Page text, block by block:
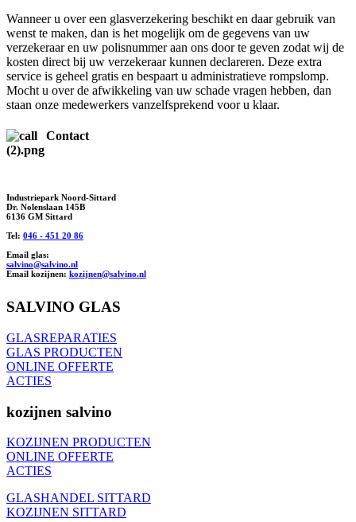
Wanneer u over een glasverzekering beschikt en daar gebruik van
wenst te maken, dan is het mogelijk om de gegevens van uw
verzekeraar en uw polisnummer aan ons door te geven zodat wij de
kosten direct bij uw verzekeraar kunnen declareren. Deze extra
service is geheel gratis en bespaart u administratieve rompslomp.
Mocht u over de afwikkeling van uw schade vragen hebben, dan
staan onze medewerkers vanzelfsprekend voor u klaar.
Contact
Industriepark Noord-Sittard
Dr. Nolenslaan 145B
6136 GM Sittard
Tel: 046 - 451 20 86
Email glas:
salvino@salvino.nl
Email kozijnen: kozijnen@salvino.nl
SALVINO GLAS
GLASREPARATIES
GLAS PRODUCTEN
ONLINE OFFERTE
ACTIES
kozijnen salvino
KOZIJNEN PRODUCTEN
ONLINE OFFERTE
ACTIES
GLASHANDEL SITTARD
KOZIJNEN SITTARD